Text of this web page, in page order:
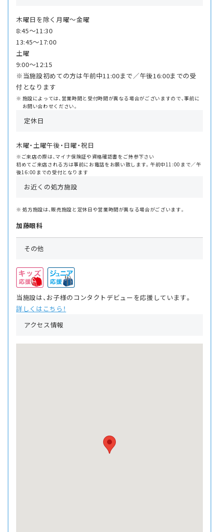
木曜日を除く月曜〜金曜
8:45〜11:30
13:45〜17:00
土曜
9:00〜12:15
※当施設初めての方は午前中11:00まで／午後16:00までの受
付となります
施設によっては、営業時間と受付時間が異なる場合がございますので、事前に
お問い合わせください。
定休日
木曜・土曜午後・日曜・祝日
※ご来店の際は、マイナ保険証や資格確認書をご持参下さい
初めてご来店される方は事前にお電話をお願い致します。午前中11:00まで／午
後16:00までの受付となります
お近くの処方施設
処方施設は、販売施設と定休日や営業時間が異なる場合がございます。
加藤眼科
その他
当施設は、お子様のコンタクトデビューを応援しています。
詳しくはこちら！
アクセス情報